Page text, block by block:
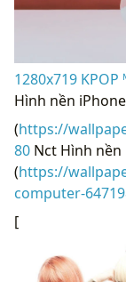
1280x719 KPOP
Hình nền
(https://
80 Nct Hình nền
(https://
computer-
[